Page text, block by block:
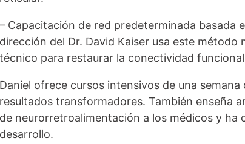
– Capacitación de red predeterminada basada
dirección del Dr. David Kaiser usa este método
técnico para restaurar la conectividad
Daniel ofrece cursos intensivos de una semana
resultados transformadores. También enseña
de neurorretroalimentación a los médicos y ha
desarrollo.